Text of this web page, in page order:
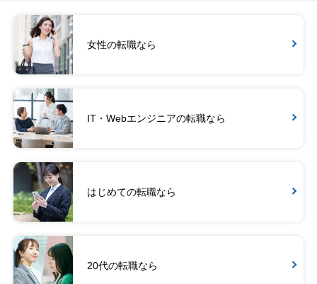
女性の転職なら
IT・Webエンジニアの転職なら
はじめての転職なら
20代の転職なら